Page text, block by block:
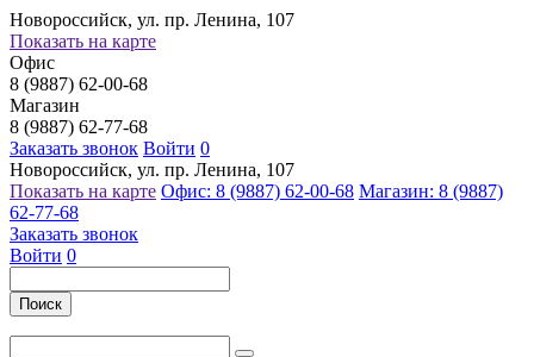
Новороссийск, ул. пр. Ленина, 107
Показать на карте
Офис
8 (9887) 62-00-68
Магазин
8 (9887) 62-77-68
Заказать звонок Войти 0
Новороссийск, ул. пр. Ленина, 107
Показать на карте Офис: 8 (9887) 62-00-68 Магазин: 8 (9887)
62-77-68
Заказать звонок
Войти 0
Поиск